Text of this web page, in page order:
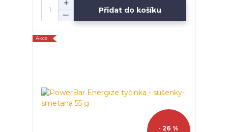
Přidat do košíku
Akce
- 26 %